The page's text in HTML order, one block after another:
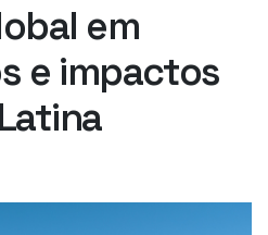
em
e impactos